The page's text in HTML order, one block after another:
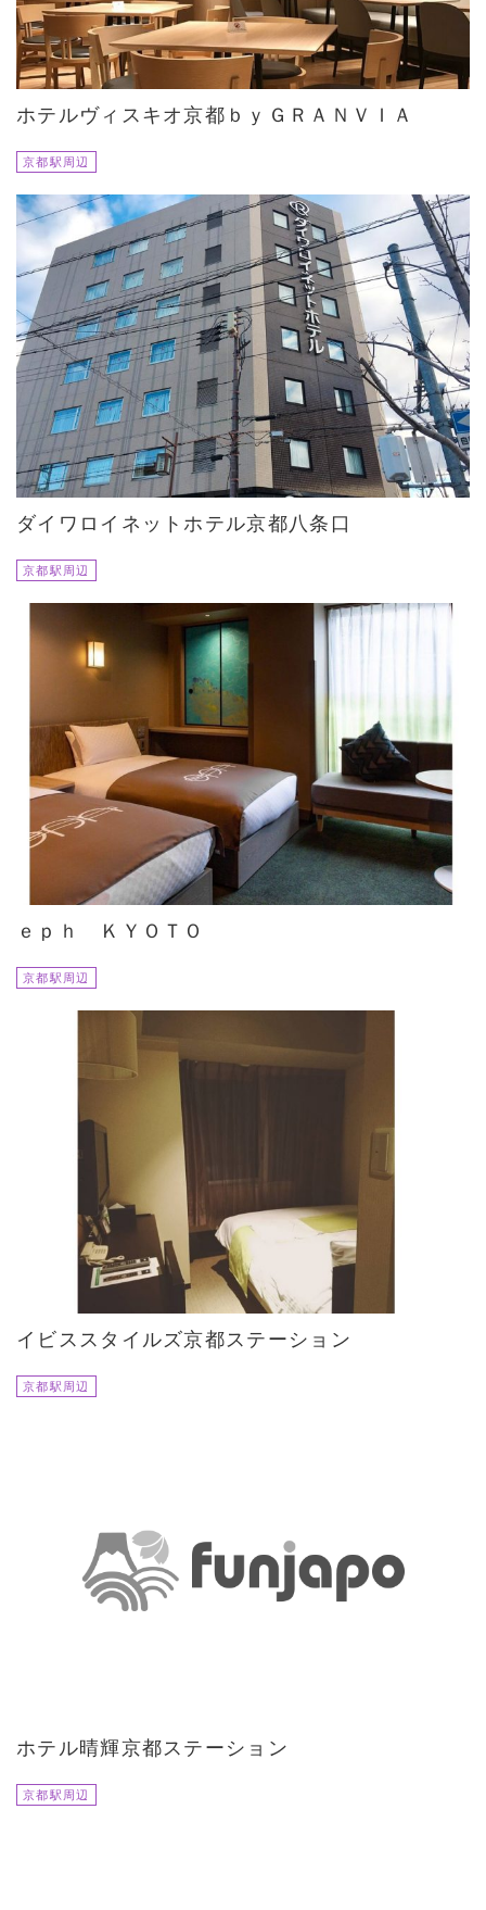
ホテルヴィスキオ京都ｂｙＧＲＡＮＶＩＡ
京都駅周辺
ダイワロイネットホテル京都八条口
京都駅周辺
ｅｐｈ ＫＹＯＴＯ
京都駅周辺
イビススタイルズ京都ステーション
京都駅周辺
ホテル晴輝京都ステーション
京都駅周辺